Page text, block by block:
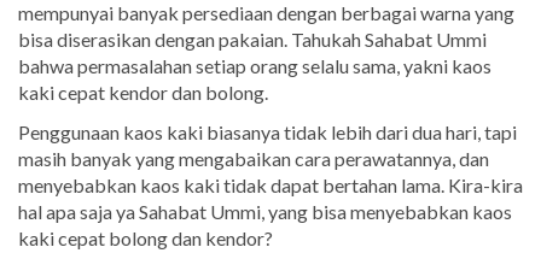
mempunyai banyak persediaan dengan berbagai warna yang
bisa diserasikan dengan pakaian. Tahukah Sahabat Ummi
bahwa permasalahan setiap orang selalu sama, yakni kaos
kaki cepat kendor dan bolong.
Penggunaan kaos kaki biasanya tidak lebih dari dua hari, tapi
masih banyak yang mengabaikan cara perawatannya, dan
menyebabkan kaos kaki tidak dapat bertahan lama. Kira-kira
hal apa saja ya Sahabat Ummi, yang bisa menyebabkan kaos
kaki cepat bolong dan kendor?